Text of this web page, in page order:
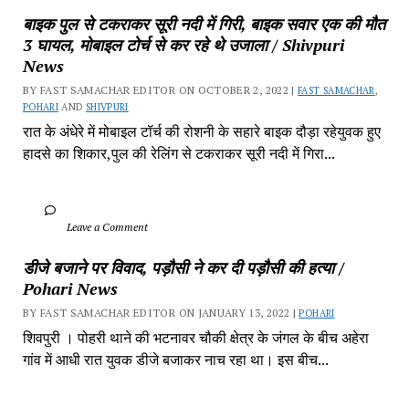
बाइक पुल से टकराकर सूरी नदी में गिरी, बाइक सवार एक की मौत
3 घायल, मोबाइल टोर्च से कर रहे थे उजाला / Shivpuri
News
BY FAST SAMACHAR EDITOR ON OCTOBER 2, 2022 | FAST SAMACHAR
POHARI AND SHIVPURI
रात के अंधेरे में मोबाइल टॉर्च की रोशनी के सहारे बाइक दौड़ा रहेयुवक हुए
हादसे का शिकार,पुल की रेलिंग से टकराकर सूरी नदी में गिरा...
		Leave a Comment
डीजे बजाने पर विवाद, पड़ौसी ने कर दी पड़ौसी की हत्या /
Pohari News
BY FAST SAMACHAR EDITOR ON JANUARY 13, 2022 | POHARI
शिवपुरी‎ । पोहरी थाने की भटनावर चौकी क्षेत्र‎ के जंगल के बीच अहेरा
गांव में‎ आधी रात युवक डीजे बजाकर‎ नाच रहा था। इस बीच...